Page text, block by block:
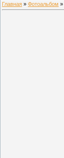
Главная » Фотоальбом »